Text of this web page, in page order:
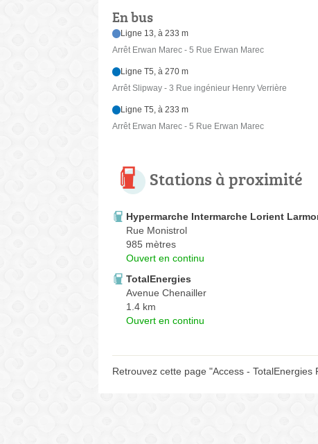
En bus
Ligne 13, à 233 m
Arrêt Erwan Marec - 5 Rue Erwan Marec
Ligne T5, à 270 m
Arrêt Slipway - 3 Rue ingénieur Henry Verrière
Ligne T5, à 233 m
Arrêt Erwan Marec - 5 Rue Erwan Marec
Stations à proximité
Hypermarche Intermarche Lorient
Rue Monistrol
985 mètres
Ouvert en continu
TotalEnergies
Avenue Chenailler
1.4 km
Ouvert en continu
Retrouvez cette page "Access -